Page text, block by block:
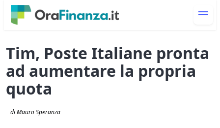
Tim, Poste Italiane pronta
ad aumentare la propria
quota
di Mauro Speranza